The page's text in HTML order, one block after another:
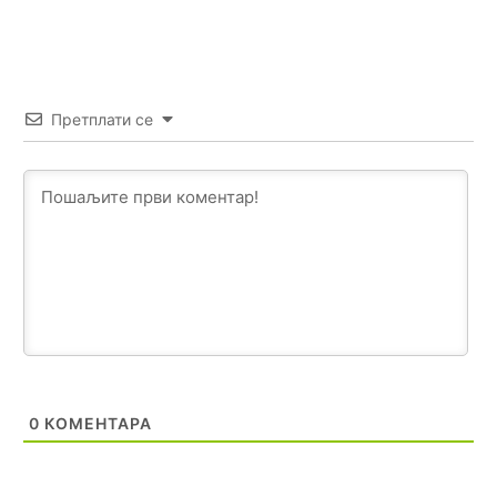
Претплати се
0 КОМЕНТАРА
накотило се
Kosovo je država a manji BH entitet pokrajina.Što se tiče
dolaze? Kurko